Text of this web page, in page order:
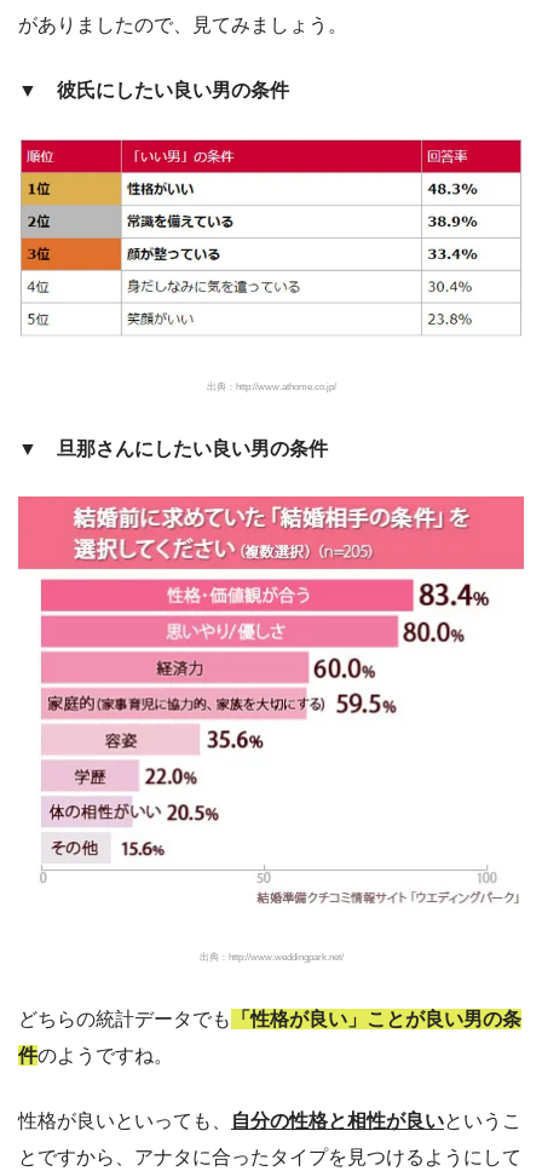
がありましたので、見てみましょう。
▼ 彼氏にしたい良い男の条件
出典：http://www.athome.co.jp/
▼ 旦那さんにしたい良い男の条件
出典：http://www.weddingpark.net/
どちらの統計データでも
「性格が良い」ことが良い男の条
件のようですね。
性格が良いといっても、 自分の性格と相性が良いというこ
とですから、アナタに合ったタイプを見つけるようにして